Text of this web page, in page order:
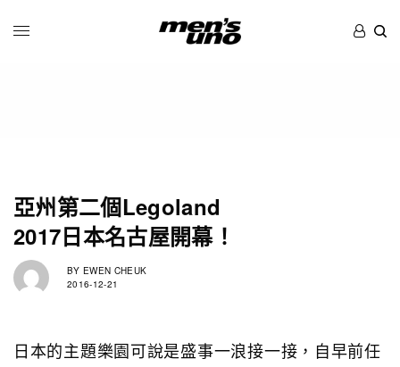
亞州第二個Legoland
2017日本名古屋開幕！
BY EWEN CHEUK
2016-12-21
日本的主題樂園可說是盛事一浪接一接，自早前任